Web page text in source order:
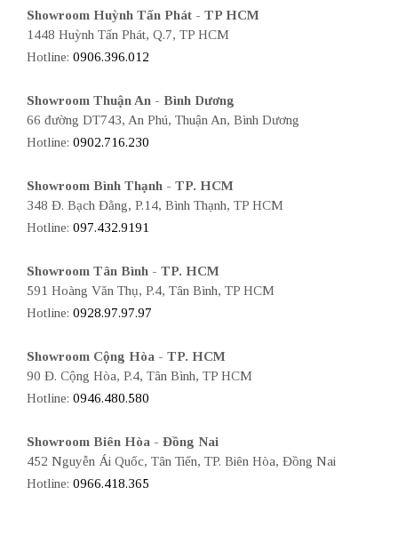
Showroom Huỳnh Tấn Phát - TP HCM
1448 Huỳnh Tấn Phát, Q.7, TP HCM
Hotline: 0906.396.012
Showroom Thuận An - Bình Dương
66 đường DT743, An Phú, Thuận An, Bình Dương
Hotline: 0902.716.230
Showroom Bình Thạnh - TP. HCM
348 Đ. Bạch Đằng, P.14, Bình Thạnh, TP HCM
Hotline: 097.432.9191
Showroom Tân Bình - TP. HCM
591 Hoàng Văn Thụ, P.4, Tân Bình, TP HCM
Hotline: 0928.97.97.97
Showroom Cộng Hòa - TP. HCM
90 Đ. Cộng Hòa, P.4, Tân Bình, TP HCM
Hotline: 0946.480.580
Showroom Biên Hòa - Đồng Nai
452 Nguyễn Ái Quốc, Tân Tiến, TP. Biên Hòa, Đồng Nai
Hotline: 0966.418.365